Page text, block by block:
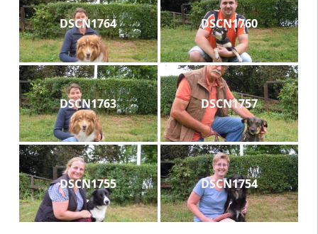
DSCN1764 DSCN1760
DSCN1763 DSCN1757
DSCN1755 DSCN1754